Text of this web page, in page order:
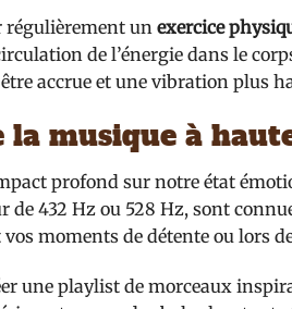
régulièrement un exercice
de l’énergie dans le
accrue et une vibration plus
la musique à
profond sur notre état
de 432 Hz ou 528 Hz, sont
moments de détente ou lors
une playlist de morceaux